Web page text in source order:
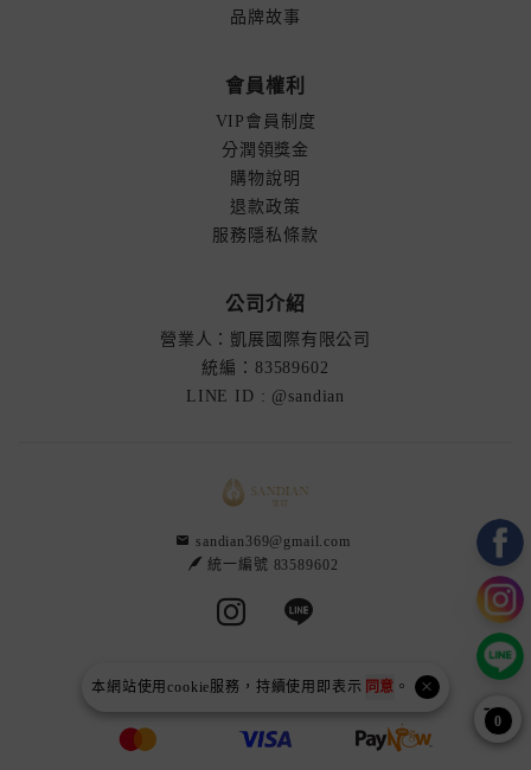
本網站使用cookie服務，持續使用即表示 同意 。
品牌故事
會員權利
VIP會員制度
分潤領獎金
購物說明
退款政策
服務隱私條款
公司介紹
營業人：凱展國際有限公司
統編：83589602
LINE ID : @sandian
sandian369@gmail.com
統一編號 83589602
Instagram page
Line page
0